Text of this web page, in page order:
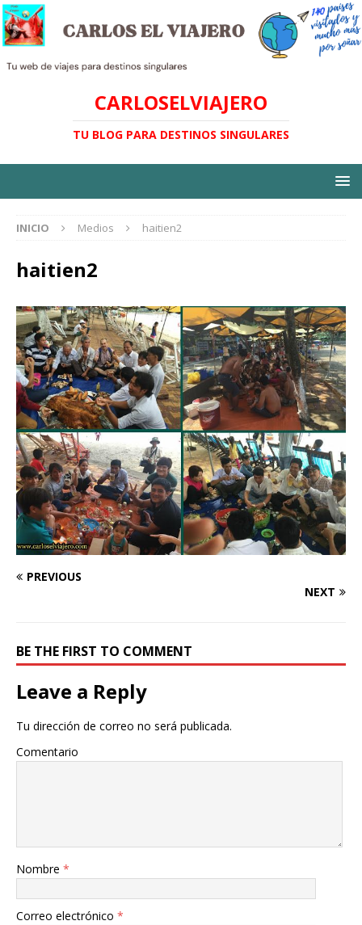
CARLOSELVIAJERO
TU BLOG PARA DESTINOS SINGULARES
INICIO Medios haitien2
haitien2
PREVIOUS
NEXT
BE THE FIRST TO COMMENT
Leave a Reply
Tu dirección de correo no será publicada.
Comentario
Nombre *
Correo electrónico *